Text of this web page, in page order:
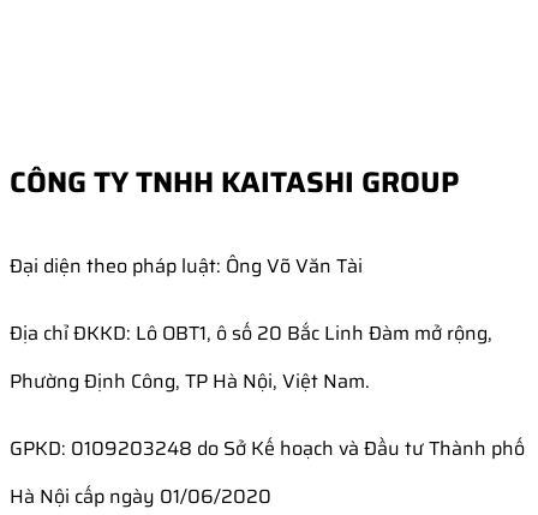
CÔNG TY TNHH KAITASHI GROUP
Đại diện theo pháp luật: Ông Võ Văn Tài
Địa chỉ ĐKKD: Lô OBT1, ô số 20 Bắc Linh Đàm mở rộng,
Phường Định Công, TP Hà Nội, Việt Nam.
GPKD: 0109203248 do Sở Kế hoạch và Đầu tư Thành phố
Hà Nội cấp ngày 01/06/2020